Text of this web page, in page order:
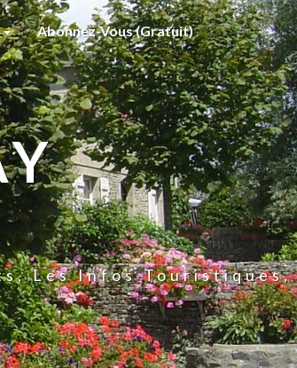
Abonnez-Vous (gratuit)
Les Infos Touristiques,